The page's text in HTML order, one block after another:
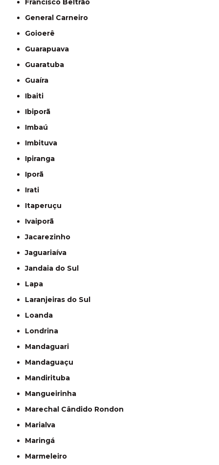
Francisco Beltrão
General Carneiro
Goioerê
Guarapuava
Guaratuba
Guaíra
Ibaiti
Ibiporã
Imbaú
Imbituva
Ipiranga
Iporã
Irati
Itaperuçu
Ivaiporã
Jacarezinho
Jaguariaíva
Jandaia do Sul
Lapa
Laranjeiras do Sul
Loanda
Londrina
Mandaguari
Mandaguaçu
Mandirituba
Mangueirinha
Marechal Cândido Rondon
Marialva
Maringá
Marmeleiro